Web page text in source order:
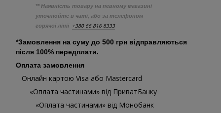
** Наявність товару на певному магазині
уточнюйте в чаті, або за телефоном
горячої лінії +380 66 816 8333
*Замовлення на суму до 500 грн відправляються
після 100% передплати.
Оплата замовлення
Онлайн картою Visa або Mastercard
«Оплата частинами» від ПриватБанку
«Оплата частинами» від Монобанк